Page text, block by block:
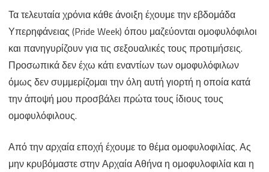
Περηφάνιας
και
Ελλάδα
Τα τελευταία χρόνια κάθε άνοιξη έχουμε την εβδομάδα
Υπερηφάνειας (Pride Week) όπου μαζεύονται ομοφυλόφιλοι
και πανηγυρίζουν για τις σεξουαλικές τους προτιμήσεις.
Προσωπικά δεν έχω κάτι εναντίων των ομοφυλόφιλων
όμως δεν συμμερίζομαι την όλη αυτή γιορτή η οποία κατά
την άποψή μου προσβάλει πρώτα τους ίδιους τους
ομοφυλόφιλους.
Από την αρχαία εποχή έχουμε το θέμα ομοφυλοφιλίας. Ας
μην κρυβόμαστε στην Αρχαία Αθήνα η ομοφυλοφιλία και η